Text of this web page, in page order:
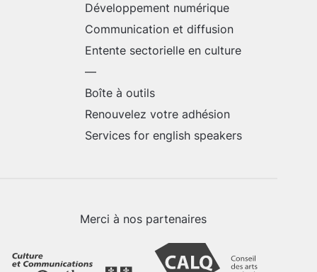
Développement numérique
Communication et diffusion
Entente sectorielle en culture
—
Boîte à outils
Renouvelez votre adhésion
Services for english speakers
Merci à nos partenaires